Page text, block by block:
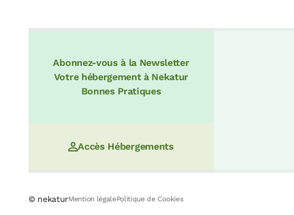
Abonnez-vous à la Newsletter
Votre hébergement à Nekatur
Bonnes Pratiques
Accès Hébergements
© nekaturMention légalePolitique de Cookies